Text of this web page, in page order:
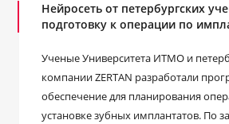
Нейросеть от петербургских
подготовку к операции по
Ученые Университета ИТМО и
компании ZERTAN разработали
обеспечение для планирования
установке зубных имплантатов. По